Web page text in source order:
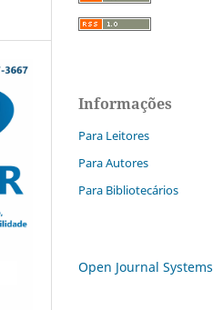
Informações
Para Leitores
Para Autores
Para Bibliotecários
Open Journal Systems